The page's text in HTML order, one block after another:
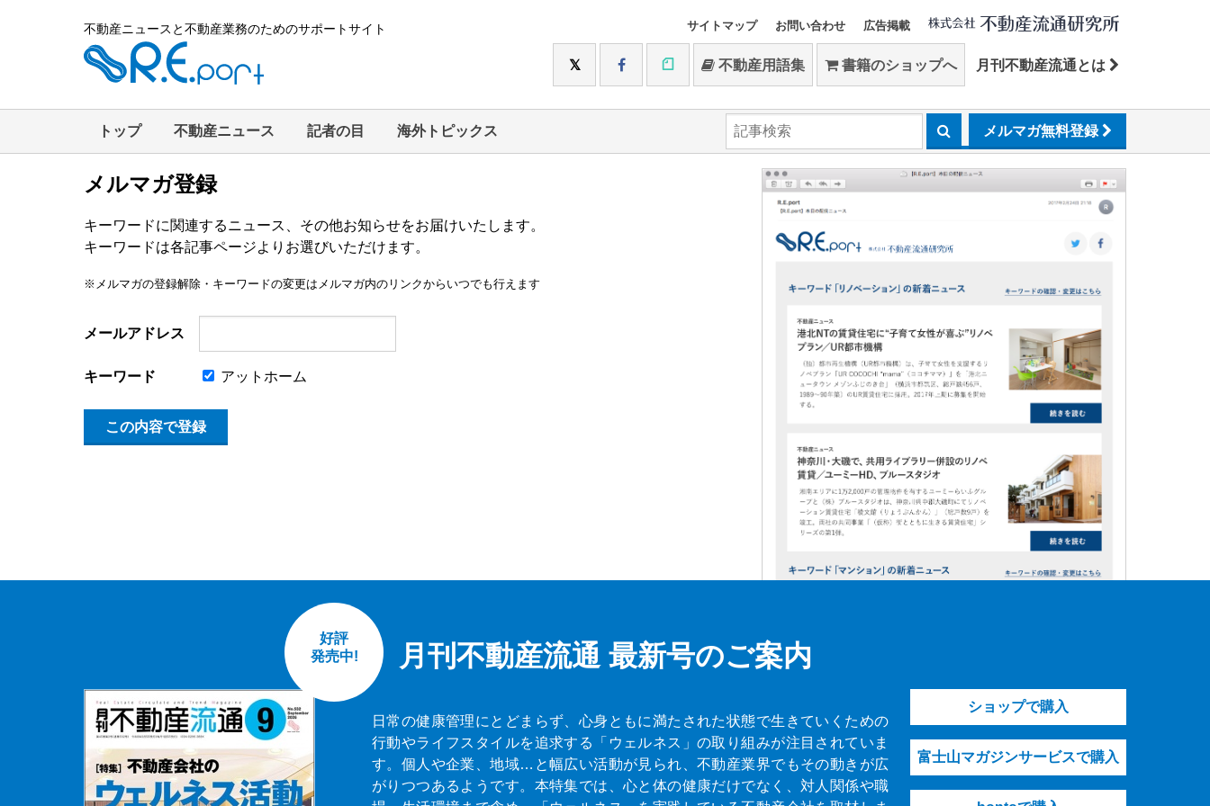
不動産ニュースと不動産業務のためのサポートサイト サイトマップ お問い合わせ 広告掲載
不動産用語集 書籍のショップへ 月刊不動産流通とは
トップ 不動産ニュース 記者の目 海外トピックス メルマガ無料登録
メルマガ登録
キーワードに関連するニュース、その他お知らせをお届けいたします。
キーワードは各記事ページよりお選びいただけます。
※メルマガの登録解除・キーワードの変更はメルマガ内のリンクからいつでも行えます
メールアドレス
キーワード アットホーム
この内容で登録
月刊不動産流通 最新号のご案内
好評
発売中!
日常の健康管理にとどまらず、心身ともに満たされた状態で生きていくための
行動やライフスタイルを追求する「ウェルネス」の取り組みが注目されていま
す。個人や企業、地域…と幅広い活動が見られ、不動産業界でもその動きが広
がりつつあるようです。本特集では、心と体の健康だけでなく、対人関係や職
ショップで購入
富士山マガジンサービスで購入